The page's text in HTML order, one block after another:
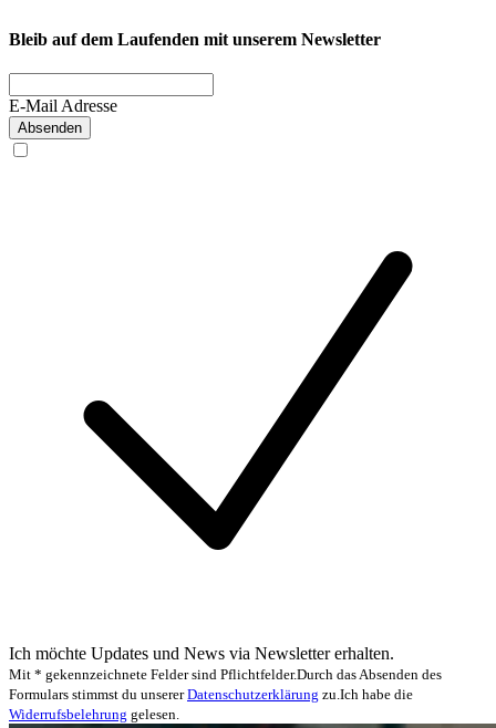
Bleib auf dem Laufenden mit unserem Newsletter
E-Mail Adresse
Absenden
Ich möchte Updates und News via Newsletter erhalten.
Mit * gekennzeichnete Felder sind Pflichtfelder.Durch das Absenden des
Formulars stimmst du unserer Datenschutzerklärung zu. Ich habe die
Widerrufsbelehrung gelesen.